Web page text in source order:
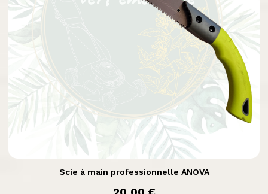
Aperçu rapide
Scie à main professionnelle ANOVA
prix